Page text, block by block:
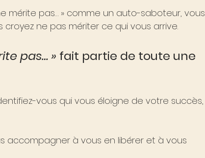
mérite pas… » comme un auto-saboteur, vous
ne pas mériter ce qui vous arrive.
pas… » fait partie de toute une
vous qui vous éloigne de votre succès,
accompagner à vous en libérer et à vous